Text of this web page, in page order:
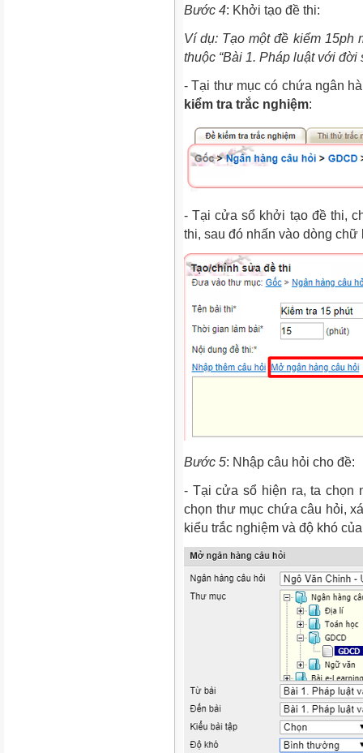
Bước 4: Khởi tạo đề thi:
Ví dụ: Tạo một đề kiểm 15ph
thuộc “Bài 1. Pháp luật với đời
- Tại thư mục có chứa ngân
kiểm tra trắc nghiệm:
- Tại cửa sổ khởi tạo đề thi,
thi, sau đó nhấn vào dòng chữ
Bước 5: Nhập câu hỏi cho đề:
- Tại cửa sổ hiện ra, ta chọn
chọn thư mục chứa câu hỏi,
kiểu trắc nghiệm và độ khó